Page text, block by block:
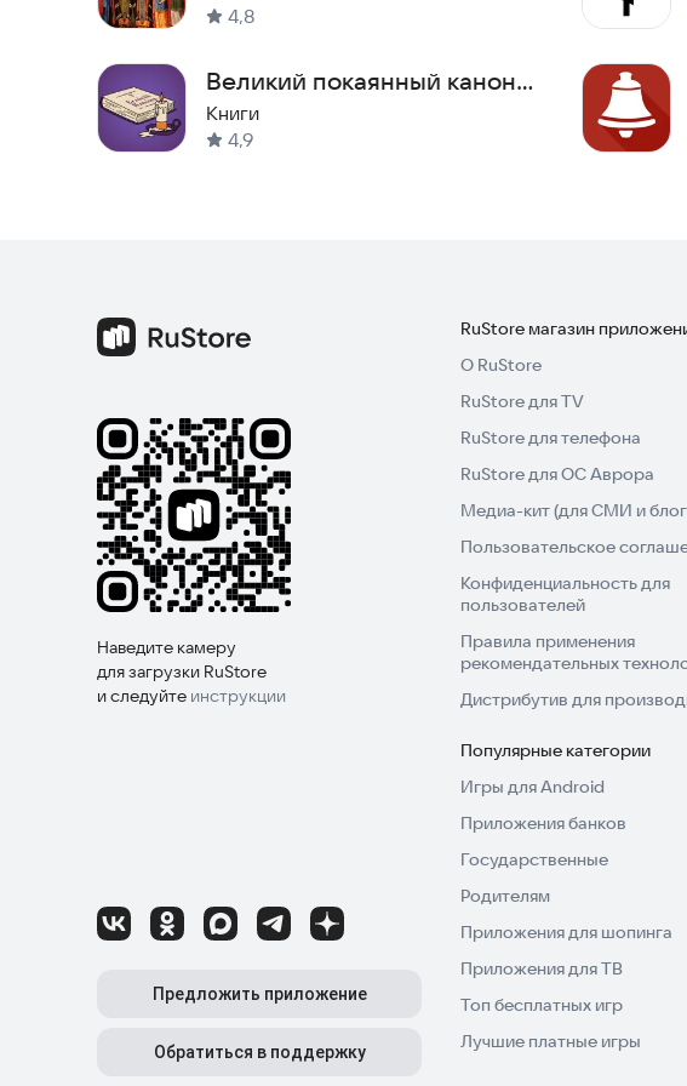
4,8
Великий покаянный канон
Андрея Критского
Книги
4,9
Наведите камеру
для загрузки RuStore
и следуйте инструкции
Предложить приложение
Обратиться в поддержку
RuStore магазин
О RuStore
RuStore для TV
RuStore для телефона
RuStore для ОС Аврора
Медиа-кит (для СМИ и
Пользовательское
Конфиденциальность для
пользователей
Правила применения
рекомендательных
Дистрибутив для
Популярные категории
Игры для Android
Приложения банков
Государственные
Родителям
Приложения для шопинга
Приложения для ТВ
Топ бесплатных игр
Лучшие платные игры